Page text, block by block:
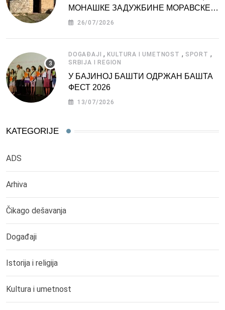
МОНАШКЕ ЗАДУЖБИНЕ МОРАВСКЕ
СРБИЈЕ
26/07/2026
DOGAĐAJI ,KULTURA I UMETNOST , SPORT ,
SRBIJA I REGION
У БАЈИНОЈ БАШТИ ОДРЖАН БАШТА
ФЕСТ 2026
13/07/2026
KATEGORIJE
ADS
Arhiva
Čikago dešavanja
Događaji
Istorija i religija
Kultura i umetnost